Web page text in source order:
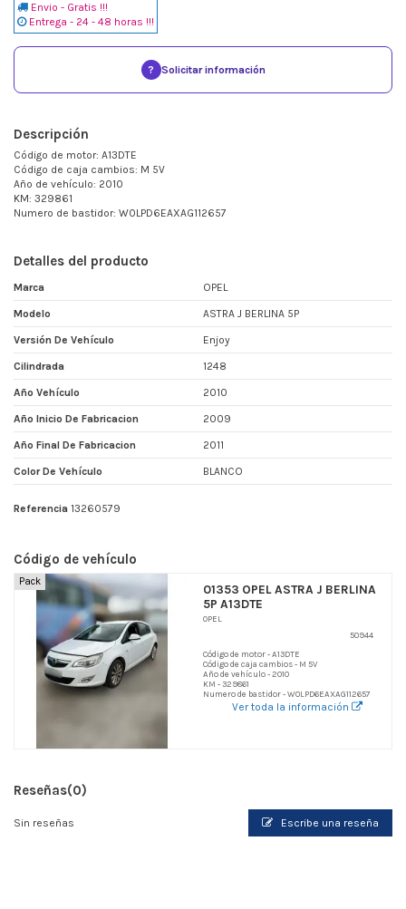
Envio - Gratis !!!
Entrega - 24 - 48 horas !!!
? Solicitar información
Descripción
Código de motor: A13DTE
Código de caja cambios: M 5V
Año de vehículo: 2010
KM: 329861
Numero de bastidor: W0LPD6EAXAG112657
Detalles del producto
Marca OPEL
Modelo ASTRA J BERLINA 5P
Versión De Vehículo Enjoy
Cilindrada 1248
Año Vehículo 2010
Año Inicio De Fabricacion 2009
Año Final De Fabricacion 2011
Color De Vehículo BLANCO
Referencia 13260579
Código de vehículo
Pack
01353 OPEL ASTRA J BERLINA
5P A13DTE
OPEL
50944
Código de motor - A13DTE
Código de caja cambios - M 5V
Año de vehículo - 2010
KM - 329861
Numero de bastidor - W0LPD6EAXAG112657
Ver toda la información
Reseñas(0)
Sin reseñas Escribe una reseña